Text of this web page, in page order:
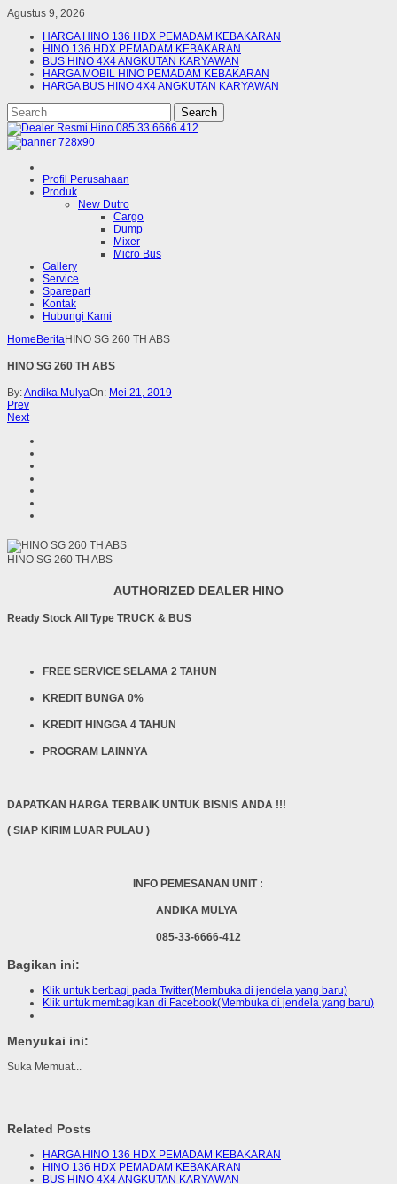
Agustus 9, 2026
HARGA HINO 136 HDX PEMADAM KEBAKARAN
HINO 136 HDX PEMADAM KEBAKARAN
BUS HINO 4X4 ANGKUTAN KARYAWAN
HARGA MOBIL HINO PEMADAM KEBAKARAN
HARGA BUS HINO 4X4 ANGKUTAN KARYAWAN
Profil Perusahaan
Produk
New Dutro
Cargo
Dump
Mixer
Micro Bus
Gallery
Service
Sparepart
Kontak
Hubungi Kami
Home BeritaHINO SG 260 TH ABS
HINO SG 260 TH ABS
By:Andika MulyaOn: Mei 21, 2019
Prev
Next
HINO SG 260 TH ABS
AUTHORIZED DEALER HINO
Ready Stock All Type TRUCK & BUS
FREE SERVICE SELAMA 2 TAHUN
KREDIT BUNGA 0%
KREDIT HINGGA 4 TAHUN
PROGRAM LAINNYA
DAPATKAN HARGA TERBAIK UNTUK BISNIS ANDA !!!
( SIAP KIRIM LUAR PULAU )
INFO PEMESANAN UNIT :
ANDIKA MULYA
085-33-6666-412
Bagikan ini:
Klik untuk berbagi pada Twitter(Membuka di jendela yang baru)
Klik untuk membagikan di Facebook(Membuka di jendela yang baru)
Menyukai ini:
Suka Memuat...
Related Posts
HARGA HINO 136 HDX PEMADAM KEBAKARAN
HINO 136 HDX PEMADAM KEBAKARAN
BUS HINO 4X4 ANGKUTAN KARYAWAN